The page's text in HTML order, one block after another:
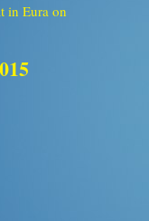
in Eura on